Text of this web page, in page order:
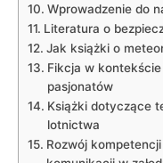
Wprowadzenie⁤ do
Literatura⁣ o
Jak książki o​
Fikcja ⁤w
pasjonatów
Książki dotyczące
lotnictwa
Rozwój⁤